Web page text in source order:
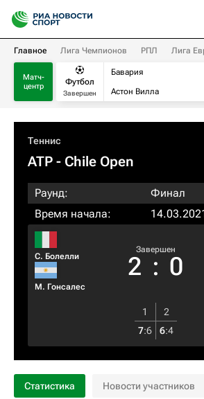
Главное Лига Чемпионов РПЛ Лига
Матч-
центр
Футбол
Завершен
Бавария
Астон Вилла
Теннис
ATP - Chile Open
Раунд:
Финал
Время начала:
С. Болелли
М. Гонсалес
Завершен
2 : 0
1
2
7:6 6:4
Статистика Новости участников